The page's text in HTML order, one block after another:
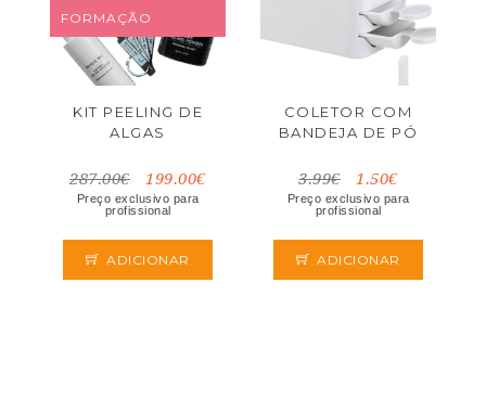
FORMAÇÃO
KIT PEELING DE
ALGAS
287.00€ 199.00€
Preço exclusivo para
profissional
ADICIONAR
COLETOR COM
BANDEJA DE PÓ
3.99€ 1.50€
Preço exclusivo para
profissional
ADICIONAR